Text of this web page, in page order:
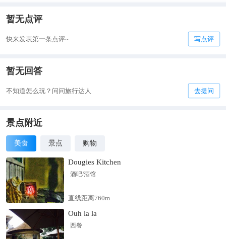
暂无点评
快来发表第一条点评~ 写点评
暂无回答
不知道怎么玩？问问旅行达人 去提问
景点附近
美食 景点 购物
Dougies Kitchen
酒吧/酒馆
直线距离760m
Ouh la la
西餐